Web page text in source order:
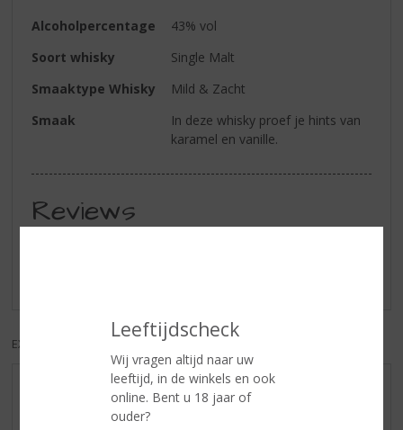
Leeftijdscheck
Wij vragen altijd naar uw
leeftijd, in de winkels en ook
online. Bent u 18 jaar of
ouder?
Alcoholpercentage
43% vol
Soort whisky
Single Malt
Smaaktype Whisky
Mild & Zacht
Smaak
In deze whisky proef je hints van
karamel en vanille.
Reviews
EXCL. BTW INCL. BTW
AANBIEDINGEN
WIJN VAN DE MAAND